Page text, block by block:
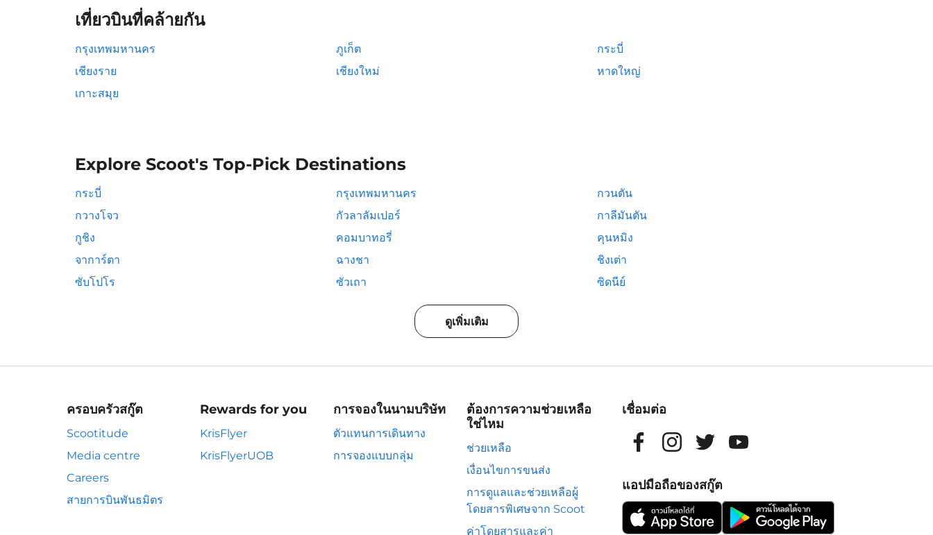
เที่ยวบินที่คล้ายกัน
กรุงเทพมหานคร ภูเก็ต
กระบี่
เชียงราย
เชียงใหม่
หาดใหญ่
เกาะสมุย
Explore Scoot's Top-Pick Destinations
กระบี่ กรุงเทพมหานคร
กวนตัน
กวางโจว
กัวลาลัมเปอร์
กาลีมันตัน
กูชิง
คอมบาทอรี่
คุนหมิง
จาการ์ตา
ฉางชา
ชิงเต่า
ซับโปโร
ซัวเถา ซิดนีย์
ดูเพิ่มเติม
ครอบครัวสกู๊ต
Scootitude
Media centre
Careers
สายการบินพันธมิตร
Rewards for you
KrisFlyer
KrisFlyerUOB
การจองในนามบริษัท
ตัวแทนการเดินทาง
การจองแบบกลุ่ม
ต้องการความช่วยเหลือ
ใช่ไหม
ช่วยเหลือ
เงื่อนไขการขนส่ง
การดูแลและช่วยเหลือผู้
โดยสารพิเศษจาก Scoot
ค่าโดยสารและค่า
เชื่อมต่อ
แอปมือถือของสกู๊ต